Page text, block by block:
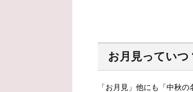
お月見っていつ
「お月見」他にも「中秋